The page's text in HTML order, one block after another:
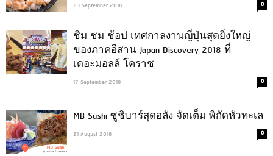
23 September 2018 0
ชิม ชม ช้อป เทศกาลงานญี่ปุ่นสุดยิ่งใหญ่
ของภาคอีสาน Japan Discovery 2018 ที่
เดอะมอลล์ โคราช
17 September 2018 0
MB Sushi ซูชิบาร์สุดอลัง จัดเต็ม พิกัดหัวทะเล
21 August 2018 0